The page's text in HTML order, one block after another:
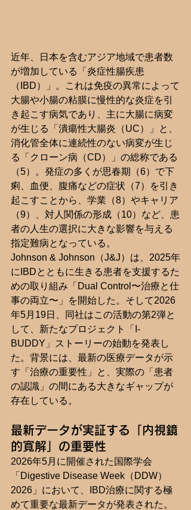
近年、日本を含むアジア地域で患者数
が増加している「炎症性腸疾患
（IBD）」。これは免疫の異常によって
大腸や小腸の粘膜に慢性的な炎症を引
き起こす病気であり、主に大腸に病変
が生じる「潰瘍性大腸炎（UC）」と、
消化管全体に連続性のない病変が生じ
る「クローン病（CD）」の総称である
（5）。発症の多くが思春期（6）で下
痢、血便、腹痛などの症状（7）を引き
起こすことから、学業（8）やキャリア
（9）、対人関係の形成（10）など、患
者の人生の選択に大きな影響を与える
指定難病となっている。
Johnson & Johnson（J&J）は、2025年
にIBDとともに生きる患者を支援するた
めの取り組み「Dual Control〜治療と仕
事の両立〜」を開始した。そして2026
年5月19日、同社はこの活動の第2弾と
して、新たなプロジェクト「I-
BUDDY」ストーリーの始動を発表し
た。背景には、最新の医療データが示
す「治療の重要性」と、実際の「患者
の認識」の間にある大きなギャップが
存在している。
最新データが実証する「内視鏡
的寛解」の重要性
2026年5月に開催された国際学会
「Digestive Disease Week（DDW）
2026」において、IBD治療に関する極
めて重要な最新データが発表された。